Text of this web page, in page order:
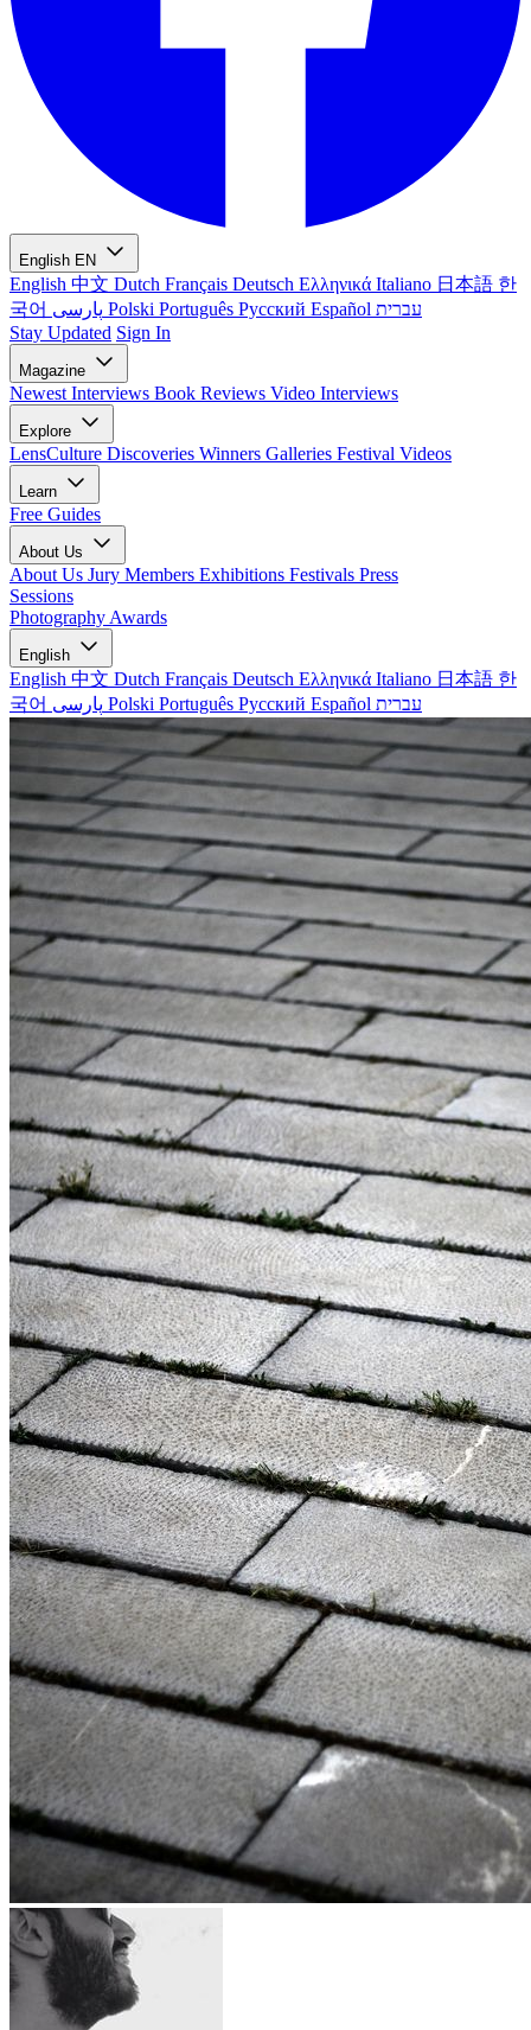
English EN
English 中文 Dutch Français Deutsch Ελληνικά Italiano 日本語 한
국어
Polski Português Русский Español עברית
Stay Updated Sign In
Magazine
Newest Interviews Book Reviews Video Interviews
Explore
LensCulture Discoveries Winners Galleries Festival Videos
Learn
Free Guides
About Us
About Us Jury Members Exhibitions Festivals Press
Sessions
Photography Awards
English
English 中文 Dutch Français Deutsch Ελληνικά Italiano 日本語 한
국어
Polski Português Русский Español עברית